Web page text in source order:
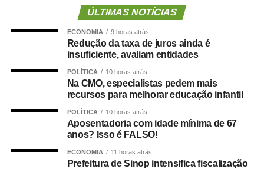
muscular. Além de aumentar o risco de fragilidade,
quedas, diabetes e doenças cardiovasculares, novas
evidências mostram que essa condição também pode
estar associada a maior risco de demência.
O que a ciência mostra :
Um grande estudo publicado na revista
Nutritionavaliou dados de centenas de milhares de
pessoas e analisou a relação entre composição corporal,
ÚLTIMAS NOTÍCIAS
ECONOMIA 9 horas atrás
Redução da taxa de juros ainda é
insuficiente, avaliam entidades
POLÍTICA 10 horas atrás
Na CMO, especialistas pedem mais
recursos para melhorar educação infantil
POLÍTICA 10 horas atrás
Aposentadoria com idade mínima de 67
anos? Isso é FALSO!
ECONOMIA 11 horas atrás
Prefeitura de Sinop intensifica fiscalização